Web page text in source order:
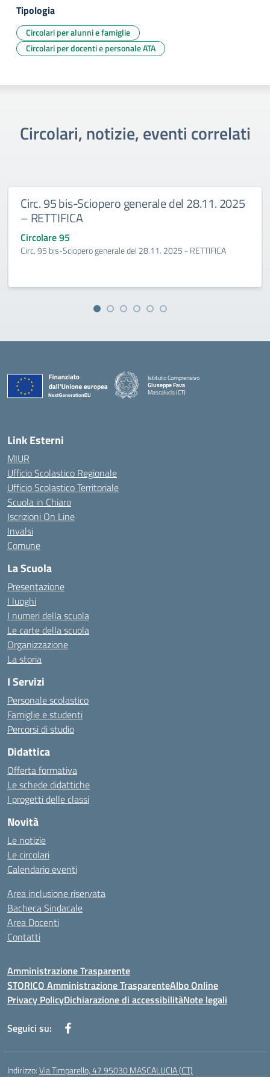
Tipologia
Circolari per alunni e famiglie
Circolari per docenti e personale ATA
Circolari, notizie, eventi correlati
Circ. 95 bis-Sciopero generale del 28.11. 2025
– RETTIFICA
Circolare 95
Circ. 95 bis-Sciopero generale del 28.11. 2025 - RETTIFICA
Istituto Comprensivo
Giuseppe Fava
Mascalucia (CT)
Link Esterni
MIUR
Ufficio Scolastico Regionale
Ufficio Scolastico Territoriale
Scuola in Chiaro
Iscrizioni On Line
Invalsi
Comune
La Scuola
Presentazione
I luoghi
I numeri della scuola
Le carte della scuola
Organizzazione
La storia
I Servizi
Personale scolastico
Famiglie e studenti
Percorsi di studio
Didattica
Offerta formativa
Le schede didattiche
I progetti delle classi
Novità
Le notizie
Le circolari
Calendario eventi
Area inclusione riservata
Bacheca Sindacale
Area Docenti
Contatti
Amministrazione Trasparente
STORICO Amministrazione TrasparenteAlbo Online
Privacy PolicyDichiarazione di accessibilitàNote legali
Seguici su:
Indirizzo:Via Timparello, 47 95030 MASCALUCIA (CT)